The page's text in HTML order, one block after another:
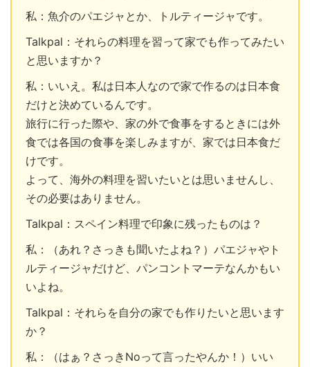
私：魚介のパエジャとか、トルティージャです。
Talkpal：それらの料理を習って家でも作ってみたい
と思いますか？
私：いいえ。私は日本人なので家で作るのは日本食
だけと決めているんです。
旅行に行った際や、家の外で食事をするときには外
食では各国の食事を楽しみますが、家では日本食だ
けです。
よって、海外の料理を習いたいとは思いませんし、
その必要はありません。
Talkpal：スペイン料理で印象に残ったものは？
私：（あれ？さっきも聞いたよね？）パエジャやト
ルティージャだけど、パンコントマーテなんかもい
いよね。
Talkpal：それらを自分の家でも作りたいと思います
か？
私：（はぁ？さっきNoって言ったやんか！）いい